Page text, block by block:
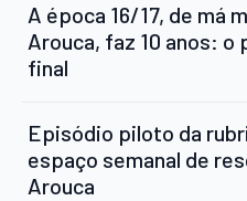
A época 16/17, de má
Arouca, faz 10 anos:
final
Episódio piloto da
espaço semanal de
Arouca